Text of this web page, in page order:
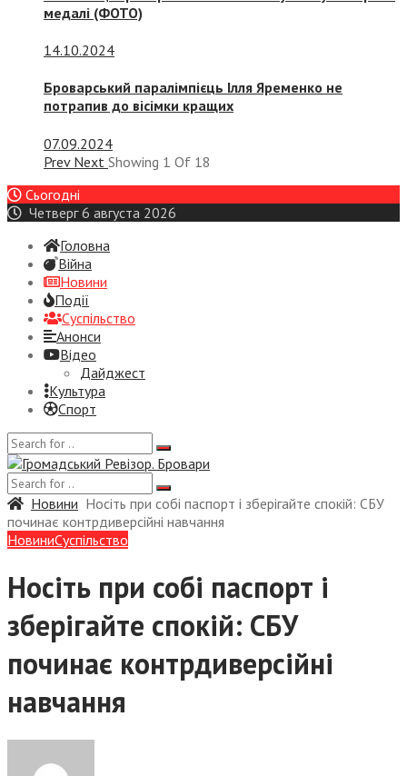
медалі (ФОТО)
14.10.2024
Броварський паралімпієць Ілля Яременко не
потрапив до вісімки кращих
07.09.2024
Prev Next Showing 1 Of 18
Сьогодні
Четверг 6 августа 2026
Головна
Війна
Новини
Події
Суспiльство
Анонси
Відео
Дайджест
Культура
Спорт
Новини Носіть при собі паспорт і зберігайте спокій: СБУ
починає контрдиверсійні навчання
НовиниСуспiльство
Носіть при собі паспорт і
зберігайте спокій: СБУ
починає контрдиверсійні
навчання